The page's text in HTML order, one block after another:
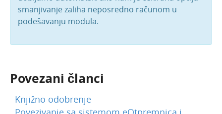
smanjivanje zaliha neposredno računom u
podešavanju modula.
Povezani članci
Knjižno odobrenje